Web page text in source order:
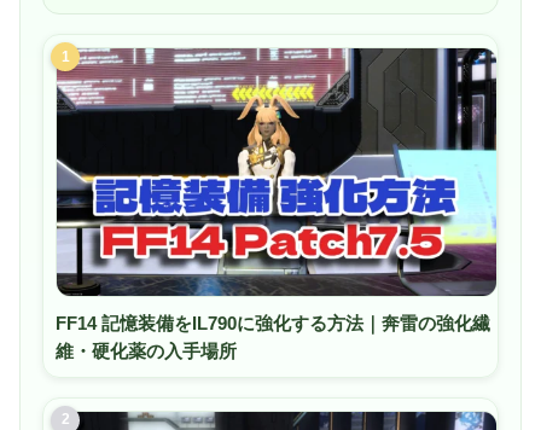
1
FF14 記憶装備をIL790に強化する方法｜奔雷の強化繊
維・硬化薬の入手場所
2